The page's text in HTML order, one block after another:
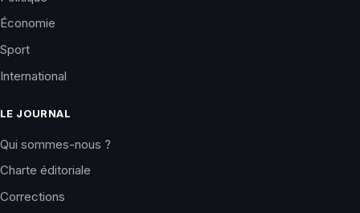
Économie
Sport
International
LE JOURNAL
Qui sommes-nous ?
Charte éditoriale
Corrections